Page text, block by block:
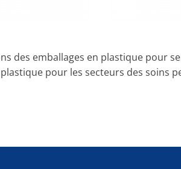
des emballages en plastique pour
pour les secteurs des soins